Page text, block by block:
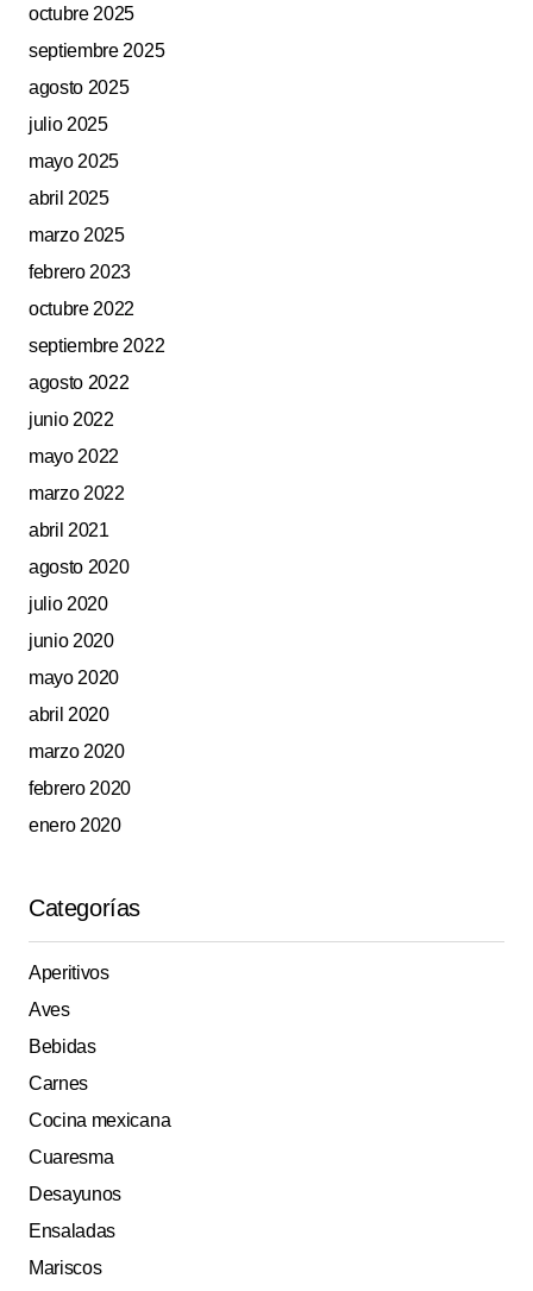
octubre 2025
septiembre 2025
agosto 2025
julio 2025
mayo 2025
abril 2025
marzo 2025
febrero 2023
octubre 2022
septiembre 2022
agosto 2022
junio 2022
mayo 2022
marzo 2022
abril 2021
agosto 2020
julio 2020
junio 2020
mayo 2020
abril 2020
marzo 2020
febrero 2020
enero 2020
Categorías
Aperitivos
Aves
Bebidas
Carnes
Cocina mexicana
Cuaresma
Desayunos
Ensaladas
Mariscos